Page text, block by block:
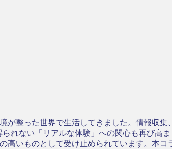
整った世界で生活してきました。情報収
れない「リアルな体験」への関心も再び高
いものとして受け止められています。本コ